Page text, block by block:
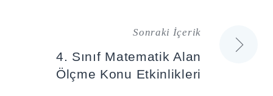
Sonraki İçerik
4. Sınıf Matematik Alan
Ölçme Konu Etkinlikleri